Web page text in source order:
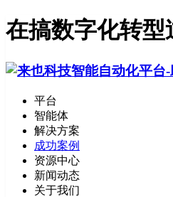
在搞数字化转
平台
智能体
解决方案
成功案例
资源中心
新闻动态
关于我们